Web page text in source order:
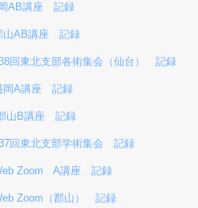
AB講座 記録
AB講座 記録
東北支部各術集会（仙台） 記録
A講座 記録
山B講座 記録
回東北支部学術集会 記録
Zoom A講座 記録
Zoom（郡山） 記録